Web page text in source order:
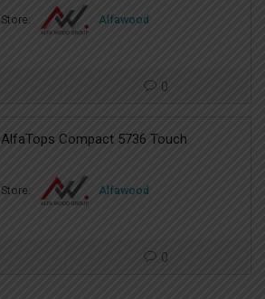
Store: Alfawood
0
AlfaTops Compact 5736 Touch
Store: Alfawood
0